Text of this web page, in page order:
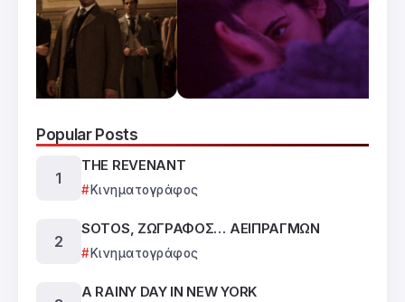
Popular Posts
THE REVENANT
Κινηματογράφος
SOTOS, ΖΩΓΡΑΦΟΣ… ΑΕΙΠΡΑΓΜΩΝ
Κινηματογράφος
A RAINY DAY IN NEW YORK